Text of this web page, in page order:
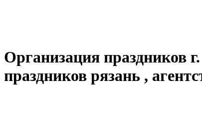
Организация праздников
праздников рязань ,